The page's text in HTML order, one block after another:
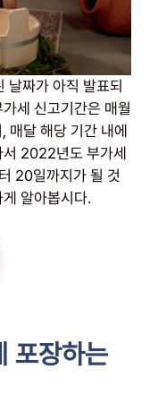
날짜가 아직 발표되
세 신고기간은 매월
매달 해당 기간 내에
서 2022년도 부가세
20일까지가 될 것
알아봅시다.
포장하는